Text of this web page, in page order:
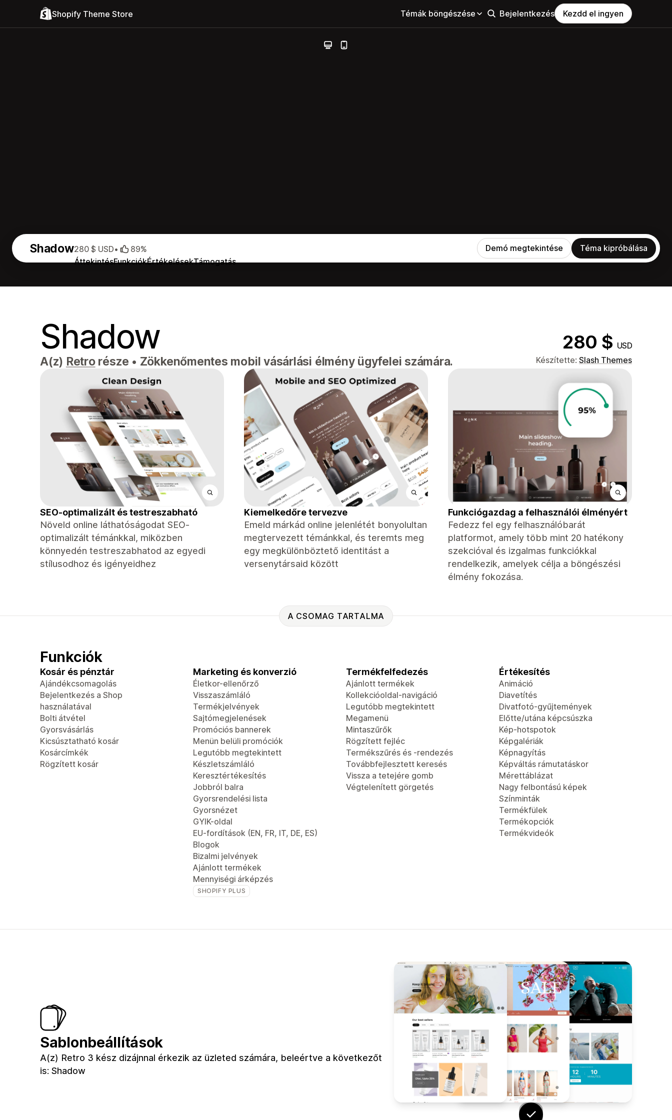
Shopify Theme Store Témák böngészése Bejelentkezés Kezdd el ingyen
Shadow
ÁttekintésFunkciókÉrtékelésekTámogatás
280 $ USD• 89% Demó megtekintése Téma kipróbálása
Shadow 280 $ USD
A(z) Retrorésze • Zökkenőmentes mobil vásárlási élmény ügyfelei számára. Készítette: Slash Themes
SEO-optimalizált és testreszabható
Növeld online láthatóságodat SEO-
optimalizált témánkkal, miközben
könnyedén testreszabhatod az egyedi
stílusodhoz és igényeidhez
Kiemelkedőre tervezve
Emeld márkád online jelenlétét bonyolultan
megtervezett témánkkal, és teremts meg
egy megkülönböztető identitást a
versenytársaid között
Funkciógazdag a felhasználói élményért
Fedezz fel egy felhasználóbarát
platformot, amely több mint 20 hatékony
szekcióval és izgalmas funkciókkal
rendelkezik, amelyek célja a böngészési
élmény fokozása.
A CSOMAG TARTALMA
Funkciók
Kosár és pénztár
Ajándékcsomagolás
Bejelentkezés a Shop
használatával
Bolti átvétel
Gyorsvásárlás
Kicsúsztatható kosár
Kosárcímkék
Rögzített kosár
Marketing és konverzió
Életkor-ellenőrző
Visszaszámláló
Termékjelvények
Sajtómegjelenések
Promóciós bannerek
Menün belüli promóciók
Legutóbb megtekintett
Készletszámláló
Keresztértékesítés
Jobbról balra
Gyorsrendelési lista
Gyorsnézet
GYIK-oldal
EU-fordítások (EN, FR, IT, DE, ES)
Blogok
Bizalmi jelvények
Ajánlott termékek
Mennyiségi árképzés
SHOPIFY PLUS
Termékfelfedezés
Ajánlott termékek
Kollekcióoldal-navigáció
Legutóbb megtekintett
Megamenü
Mintaszűrők
Rögzített fejléc
Termékszűrés és -rendezés
Továbbfejlesztett keresés
Vissza a tetejére gomb
Végtelenített görgetés
Értékesítés
Animáció
Diavetítés
Divatfotó-gyűjtemények
Előtte/utána képcsúszka
Kép-hotspotok
Képgalériák
Képnagyítás
Képváltás rámutatáskor
Mérettáblázat
Nagy felbontású képek
Színminták
Termékfülek
Termékopciók
Termékvideók
Sablonbeállítások
A(z) Retro 3 kész dizájnnal érkezik az üzleted számára, beleértve a következőt
is: Shadow